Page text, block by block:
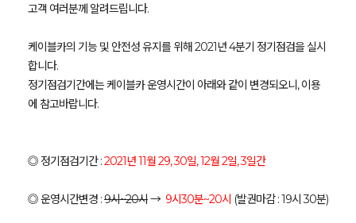
고객 여러분께 알려드립니다.
케이블카의 기능 및 안전성 유지를 위해 2021년 4분기 정기점검을 실시
합니다.
정기점검기간에는 케이블카 운영시간이 아래와 같이 변경되오니, 이용
에 참고바랍니다.
◎ 정기점검기간 :2021년 11월 29, 30일, 12월 2일, 3일간
◎ 운영시간변경 :9시~20시→ 9시30분~20시 (발권마감 : 19시 30분)